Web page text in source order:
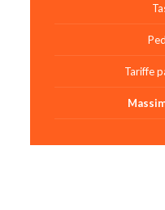
Tariffe